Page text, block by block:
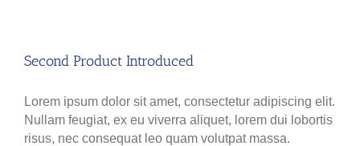
Second Product Introduced
Lorem ipsum dolor sit amet, consectetur adipiscing elit.
Nullam feugiat, ex eu viverra aliquet, lorem dui lobortis
risus, nec consequat leo quam volutpat massa.